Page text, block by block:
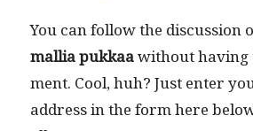
You can fol­low the dis­cus­sion
mallia pukkaawith­out hav­ing
ment. Cool, huh? Just enter
address in the form here